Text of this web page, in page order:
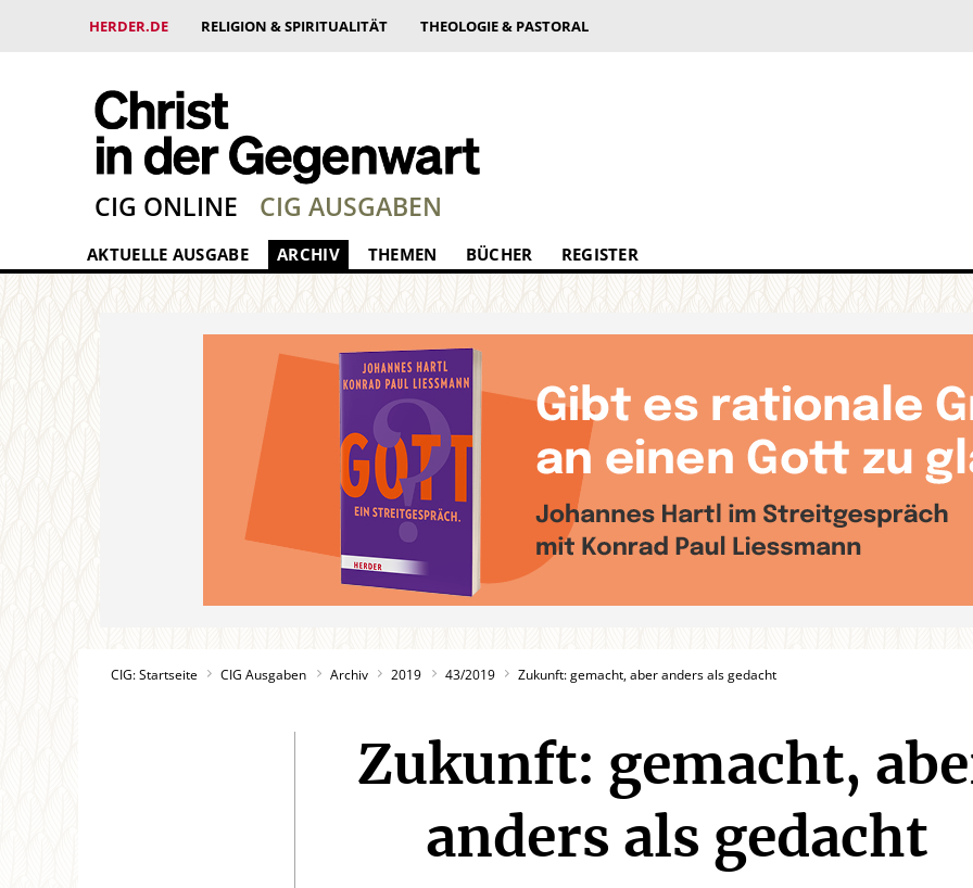
HERDER.DE RELIGION & SPIRITUALITÄT THEOLOGIE & PASTORAL
CIG ONLINE CIG AUSGABEN
AKTUELLE AUSGABE ARCHIV THEMEN BÜCHER REGISTER
CIG: Startseite CIG Ausgaben Archiv 2019 43/2019 Zukunft: gemacht, aber anders als gedacht
Zukunft: gemacht,
anders als gedacht